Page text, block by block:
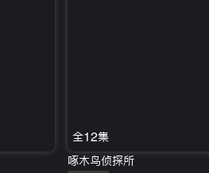
全12集
啄木鸟侦探所